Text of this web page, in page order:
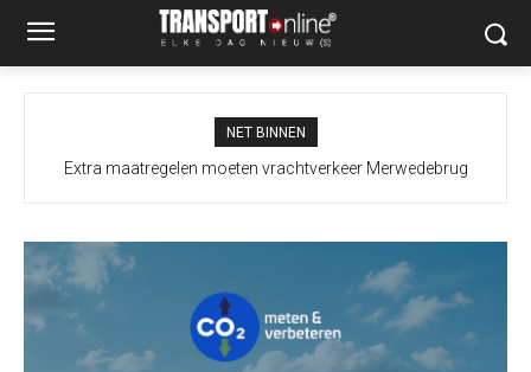
NET BINNEN
Extra maatregelen moeten vrachtverkeer Merwedebrug